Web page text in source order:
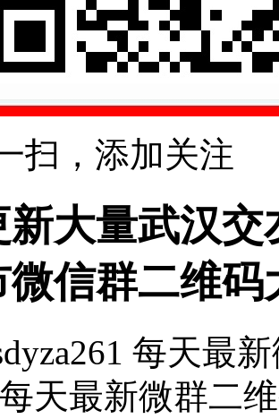
扫，添加关注
新大量武汉
微信群二维码
每天最
天最新微群二